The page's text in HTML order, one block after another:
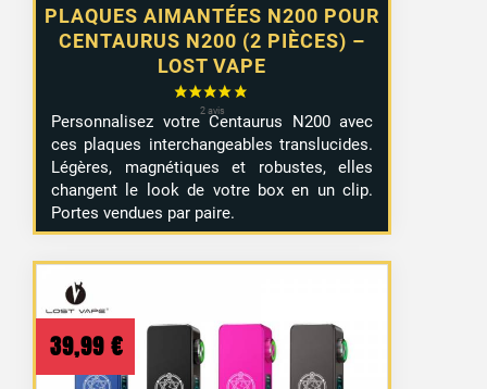
PLAQUES AIMANTÉES N200 POUR
CENTAURUS N200 (2 PIÈCES) –
LOST VAPE
Personnalisez votre Centaurus N200 avec
ces plaques interchangeables translucides.
Légères, magnétiques et robustes, elles
changent le look de votre box en un clip.
Portes vendues par paire.
39,99 €